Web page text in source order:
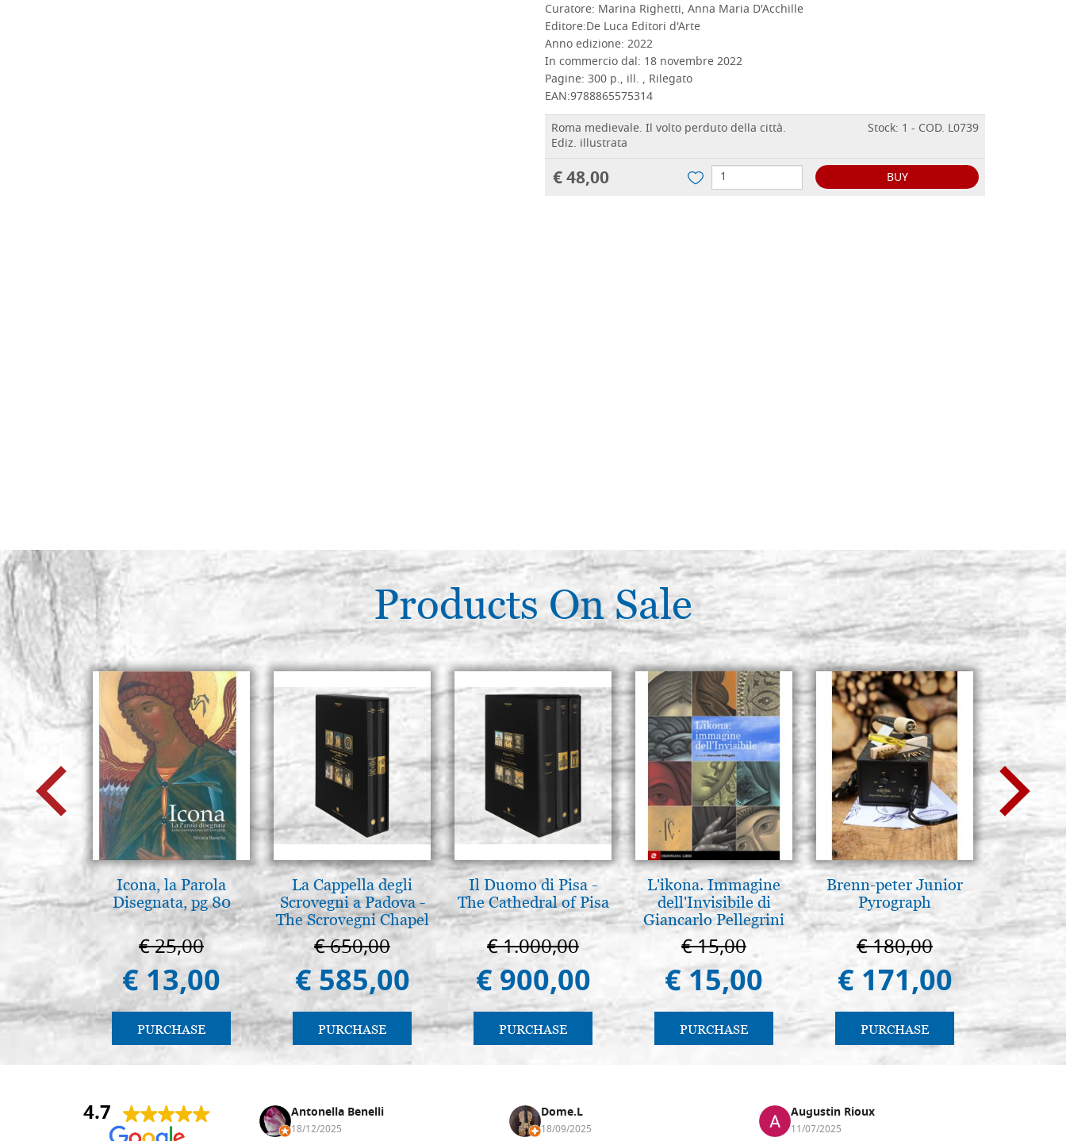
Curatore: Marina Righetti, Anna Maria D'Acchille
Editore:De Luca Editori d'Arte
Anno edizione: 2022
In commercio dal: 18 novembre 2022
Pagine: 300 p., ill. , Rilegato
EAN:9788865575314
Roma medievale. Il volto perduto della città.
Ediz. illustrata
Stock: 1 - COD. L0739
€ 48,00 BUY
Products On Sale
Icona, la Parola
Disegnata, pg 80
€ 25,00
€ 13,00
PURCHASE
La Cappella degli
Scrovegni a Padova -
The Scrovegni Chapel
in Padua
€ 650,00
€ 585,00
PURCHASE
Il Duomo di Pisa -
The Cathedral of Pisa
€ 1.000,00
€ 900,00
PURCHASE
L'ikona. Immagine
dell'Invisibile di
Giancarlo Pellegrini
€ 15,00
€ 15,00
PURCHASE
Brenn-peter Junior
Pyrograph
€ 180,00
€ 171,00
PURCHASE
Arte
4.7
Nina DraguÅ¡ica Antonella Benelli
18/12/2025
Dome.L
18/09/2025
Augustin Rioux
11/07/2025